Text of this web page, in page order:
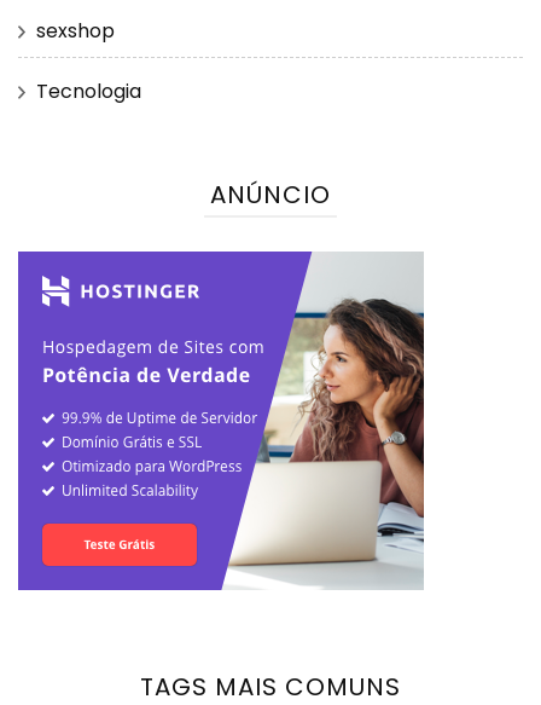
sexshop
Tecnologia
ANÚNCIO
TAGS MAIS COMUNS